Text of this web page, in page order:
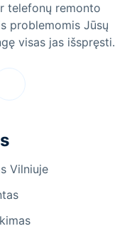
telefonų remonto
problemomis Jūsų
visas jas išspręsti.
Vilniuje